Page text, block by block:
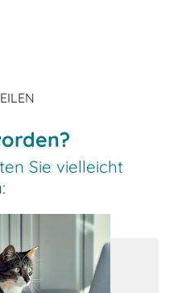
Sie vielleicht